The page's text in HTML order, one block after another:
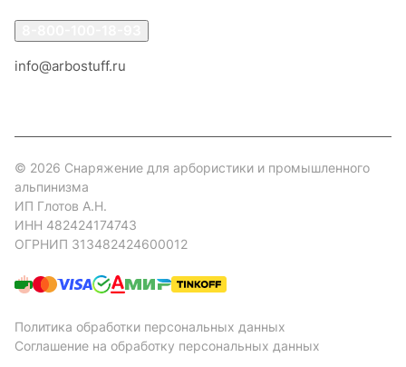
info@arbostuff.ru
© 2026 Снаряжение для арбористики и промышленного
альпинизма
ИП Глотов А.Н.
ИНН 482424174743
ОГРНИП 313482424600012
Политика обработки персональных данных
Соглашение на обработку персональных данных